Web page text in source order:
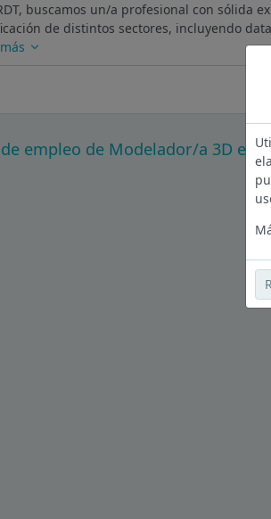
buscamos un/a profesional con sólida
de distintos sectores, incluyendo
empleo de Modelador/a 3D en